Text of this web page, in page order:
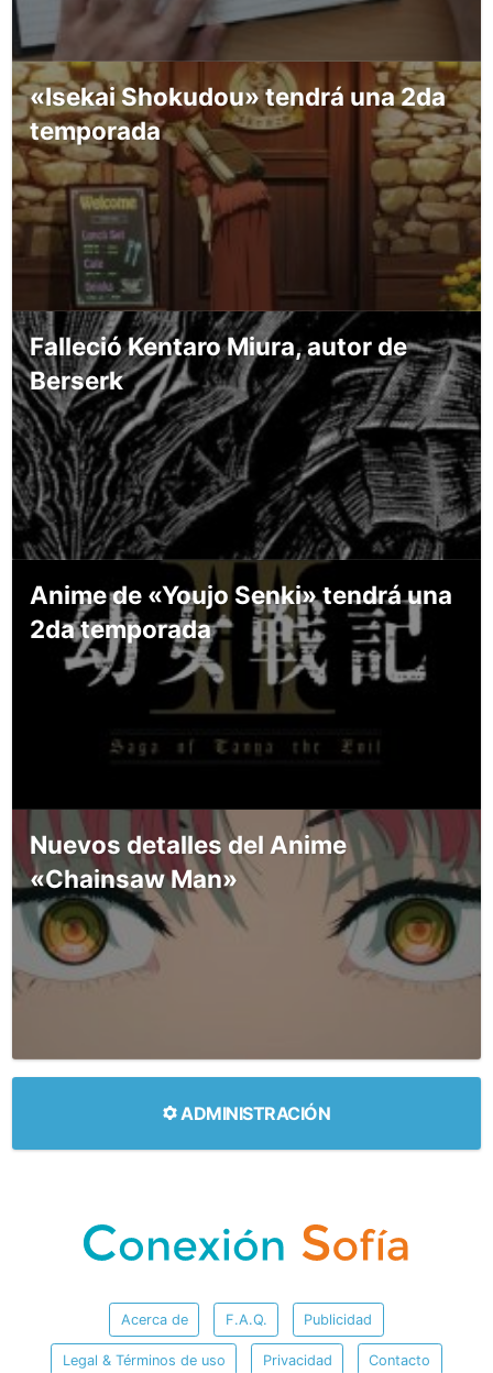
«Isekai Shokudou» tendrá una 2da
temporada
Falleció Kentaro Miura, autor de
Berserk
Anime de «Youjo Senki» tendrá una
2da temporada
Nuevos detalles del Anime
«Chainsaw Man»
ADMINISTRACIÓN
Acerca de F.A.Q. Publicidad
Legal & Términos de uso Privacidad Contacto